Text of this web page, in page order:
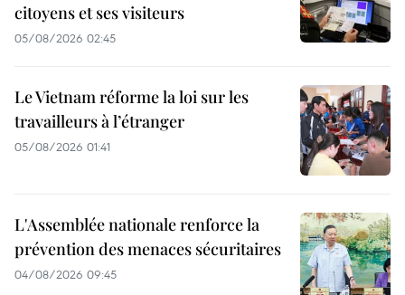
citoyens et ses visiteurs
05/08/2026 02:45
Le Vietnam réforme la loi sur les
travailleurs à l’étranger
05/08/2026 01:41
L'Assemblée nationale renforce la
prévention des menaces sécuritaires
04/08/2026 09:45